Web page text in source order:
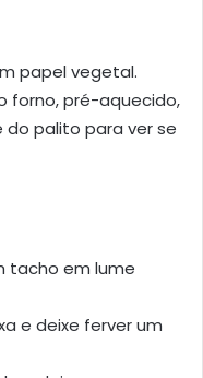
papel vegetal.
forno, pré-aquecido,
palito para ver se
tacho em lume
e deixe ferver um